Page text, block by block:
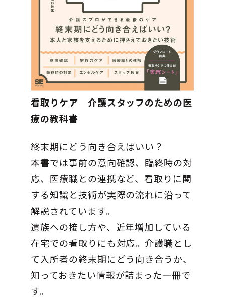
看取りケア 介護スタッフのための医
療の教科書
終末期にどう向き合えばいい？
本書では事前の意向確認、臨終時の対
応、医療職との連携など、看取りに関
する知識と技術が実際の流れに沿って
解説されています。
遺族への接し方や、近年増加している
在宅での看取りにも対応。介護職とし
て入所者の終末期にどう向き合うか、
知っておきたい情報が詰まった一冊で
す。